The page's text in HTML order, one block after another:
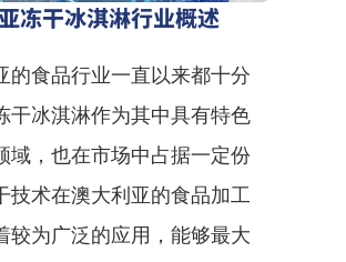
冻干冰淇淋行业概述
的食品行业一直以来都十分
干冰淇淋作为其中具有特色
域，也在市场中占据一定份
技术在澳大利亚的食品加工
较为广泛的应用，能够最大